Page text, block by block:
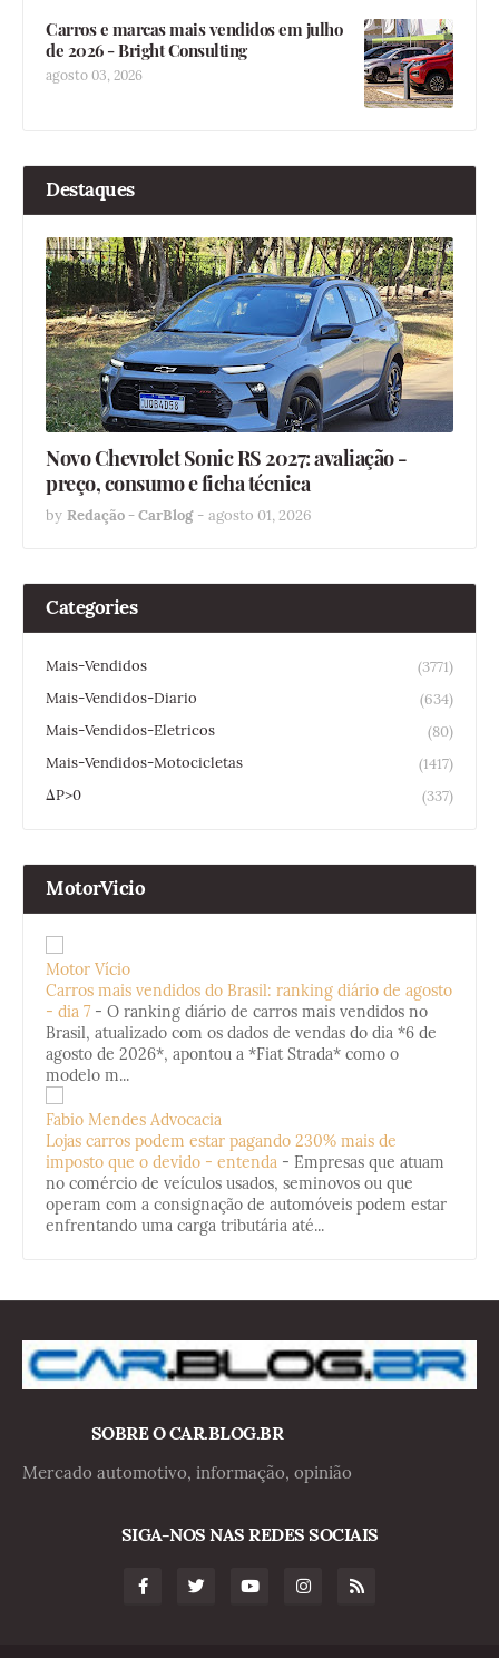
Carros e marcas mais vendidos em julho
de 2026 - Bright Consulting
agosto 03, 2026
Destaques
Novo Chevrolet Sonic RS 2027: avaliação -
preço, consumo e ficha técnica
by Redação - CarBlog - agosto 01, 2026
Categories
Mais-Vendidos
(3771)
Mais-Vendidos-Diario
(634)
Mais-Vendidos-Eletricos
(80)
Mais-Vendidos-Motocicletas
(1417)
ΔP>0
(337)
MotorVicio
Motor Vício
Carros mais vendidos do Brasil: ranking diário de agosto
- dia 7 - O ranking diário de carros mais vendidos no
Brasil, atualizado com os dados de vendas do dia *6 de
agosto de 2026*, apontou a *Fiat Strada* como o
modelo m...
Fabio Mendes Advocacia
Lojas carros podem estar pagando 230% mais de
imposto que o devido - entenda - Empresas que atuam
no comércio de veículos usados, seminovos ou que
operam com a consignação de automóveis podem estar
enfrentando uma carga tributária até...
SOBRE O CAR.BLOG.BR
Mercado automotivo, informação, opinião
SIGA-NOS NAS REDES SOCIAIS